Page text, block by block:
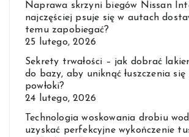
Naprawa skrzyni biegów Nissan
najczęściej psuje się w autach
temu zapobiegać?
25 lutego, 2026
Sekrety trwałości – jak dobrać
do bazy, aby uniknąć łuszczenia się
powłoki?
24 lutego, 2026
Technologia woskowania drobiu
uzyskać perfekcyjne wykończenie